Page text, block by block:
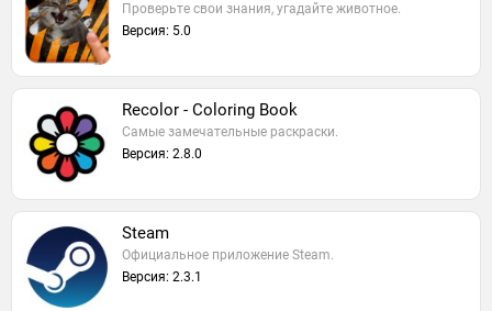
Проверьте свои знания, угадайте животное.
Версия: 5.0
Recolor - Coloring Book
Самые замечательные раскраски.
Версия: 2.8.0
Steam
Официальное приложение Steam.
Версия: 2.3.1